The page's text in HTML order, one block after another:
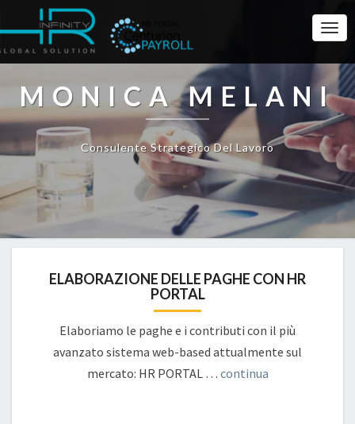
MONICA MELANI
Consulente Strategico Del Lavoro
ELABORAZIONE DELLE PAGHE CON HR
PORTAL
Elaboriamo le paghe e i contributi con il più
avanzato sistema web-based attualmente sul
mercato: HR PORTAL … continua